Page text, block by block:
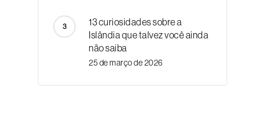
13 curiosidades sobre a
Islândia que talvez você ainda
não saiba
25 de março de 2026